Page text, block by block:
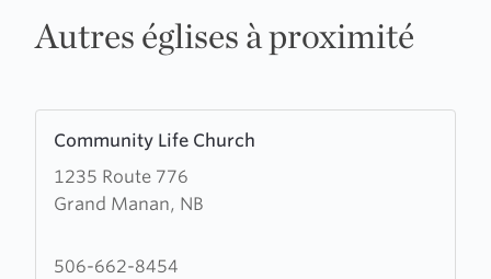
Autres églises à proximité
Community Life Church
1235 Route 776
Grand Manan, NB
more
about
Community
Church
506-662-8454